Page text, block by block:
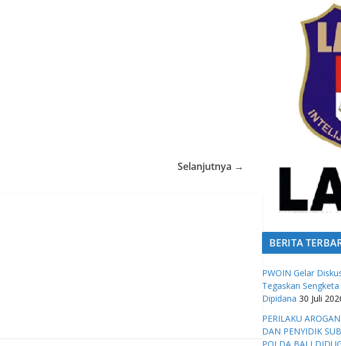
Selanjutnya →
BERITA
PWOIN Gelar
Tegaskan
Dipidana 30 Juli
PERILAKU
DAN PENYIDIK